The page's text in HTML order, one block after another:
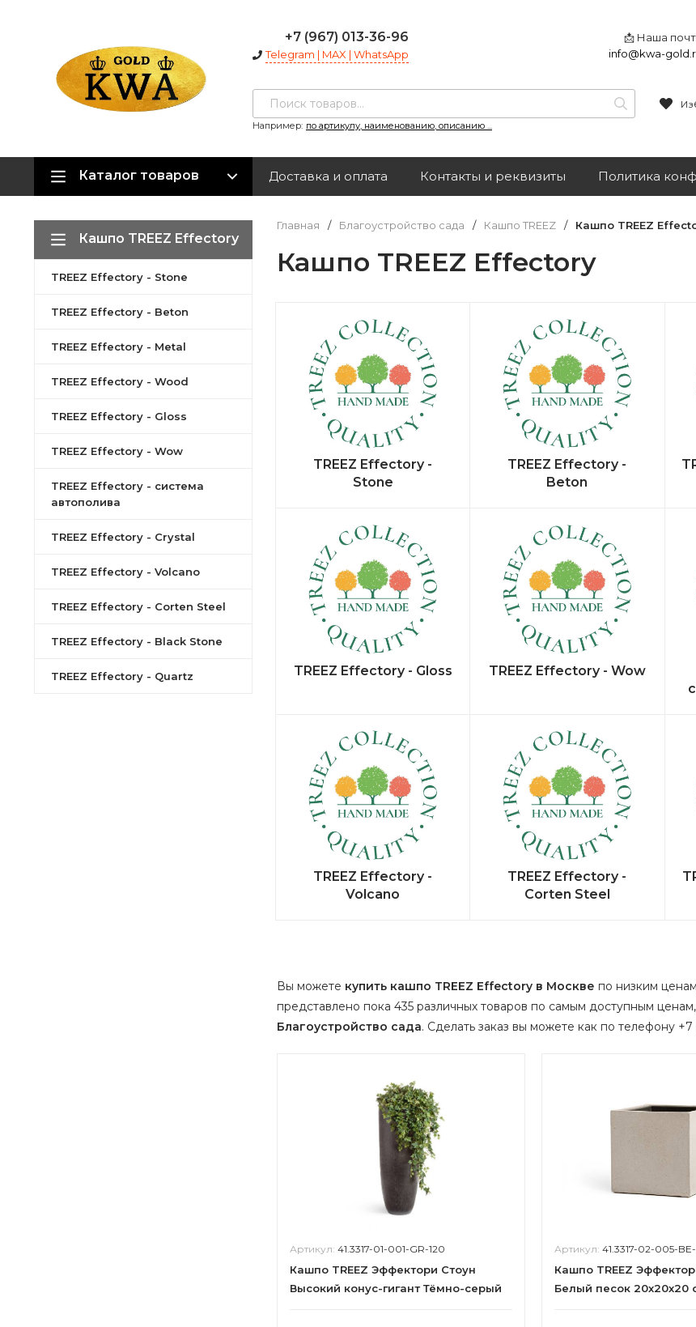
+7 (967) 013-36-96
Telegram | MAX | WhatsApp
📩 Наша
info@kwa-
Например: по артикулу, наименованию, описанию ...
Каталог товаров Доставка и оплата Контакты и реквизиты Политика
Кашпо TREEZ Effectory
TREEZ Effectory - Stone
TREEZ Effectory - Beton
TREEZ Effectory - Metal
TREEZ Effectory - Wood
TREEZ Effectory - Gloss
TREEZ Effectory - Wow
TREEZ Effectory - система
автополива
TREEZ Effectory - Crystal
TREEZ Effectory - Volcano
TREEZ Effectory - Corten Steel
TREEZ Effectory - Black Stone
TREEZ Effectory - Quartz
Главная / Благоустройство сада / Кашпо TREEZ / Кашпо TREEZ
Кашпо TREEZ Effectory
TREEZ Effectory -
Stone
TREEZ Effectory -
Beton
TREEZ Effectory - Gloss TREEZ Effectory - Wow
TREEZ Effectory -
Volcano
TREEZ Effectory -
Corten Steel
Вы можете купить кашпо TREEZ Effectory в Москве по низким
представлено пока 435 различных товаров по самым доступным
Благоустройство сада. Сделать заказ вы можете как по телефону
Артикул: 41.3317-01-001-GR-120
Кашпо TREEZ Эффектори Стоун
Высокий конус-гигант Тёмно-серый
Артикул: 41.3317-02-005-
Кашпо TREEZ
Белый песок 20х20х20